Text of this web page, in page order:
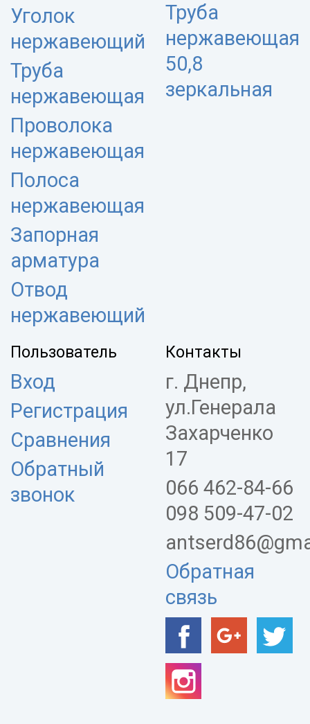
Уголок
нержавеющий
Труба
нержавеющая
Проволока
нержавеющая
Полоса
нержавеющая
Запорная
арматура
Отвод
нержавеющий
Труба
нержавеющая
50,8
зеркальная
Пользователь
Вход
Регистрация
Сравнения
Обратный
звонок
Контакты
г. Днепр,
ул.Генерала
Захарченко
17
066 462-84-66
098 509-47-02
Обратная
связь